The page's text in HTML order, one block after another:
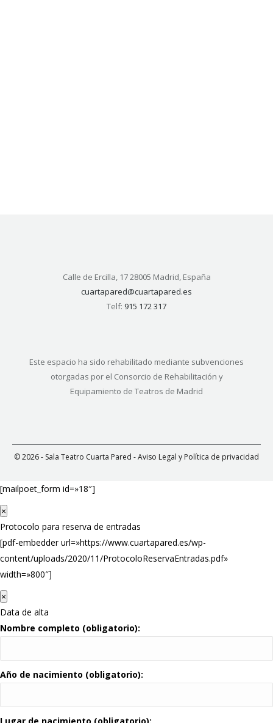
Calle de Ercilla, 17 28005 Madrid, España
cuartapared@cuartapared.es
Telf: 915 172 317
Este espacio ha sido rehabilitado mediante subvenciones
otorgadas por el Consorcio de Rehabilitación y
Equipamiento de Teatros de Madrid
© 2026 - Sala Teatro Cuarta Pared -Aviso Legal y Política de privacidad
[mailpoet_form id=»18″]
×
Protocolo para reserva de entradas
[pdf-embedder url=»https://www.cuartapared.es/wp-
content/uploads/2020/11/ProtocoloReservaEntradas.pdf»
width=»800″]
×
Data de alta
Nombre completo (obligatorio):
Año de nacimiento (obligatorio):